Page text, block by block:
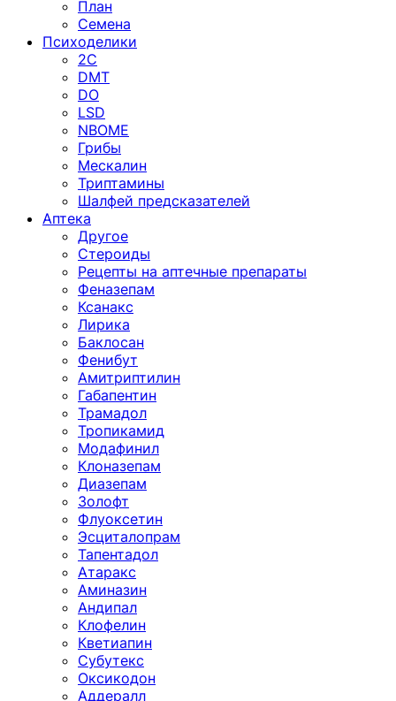
План
Семена
Психоделики
2C
DMT
DO
LSD
NBOME
Грибы
Мескалин
Триптамины
Шалфей предсказателей
Аптека
Другое
Стероиды
Рецепты на аптечные препараты
Феназепам
Ксанакс
Лирика
Баклосан
Фенибут
Амитриптилин
Габапентин
Трамадол
Тропикамид
Модафинил
Клоназепам
Диазепам
Золофт
Флуоксетин
Эсциталопрам
Тапентадол
Атаракс
Аминазин
Андипал
Клофелин
Кветиапин
Субутекс
Оксикодон
Аддералл